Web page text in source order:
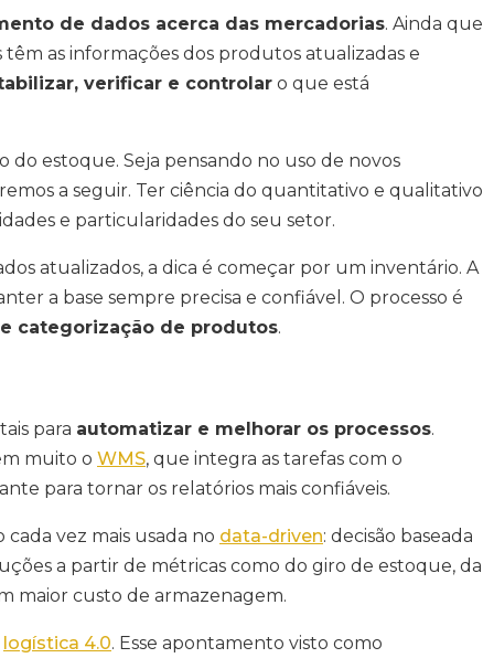
de dados acerca das mercadorias. Ainda que
têm as informações dos produtos atualizadas e
verificar e controlar o que está
do estoque. Seja pensando no uso de novos
a seguir. Ter ciência do quantitativo e qualitativo
e particularidades do seu setor.
atualizados, a dica é começar por um inventário. A
a base sempre precisa e confiável. O processo é
categorização de produtos.
para automatizar e melhorar os processos.
muito o WMS, que integra as tarefas com o
para tornar os relatórios mais confiáveis.
vez mais usada no data-driven: decisão baseada
a partir de métricas como do giro de estoque, da
maior custo de armazenagem.
logística 4.0. Esse apontamento visto como